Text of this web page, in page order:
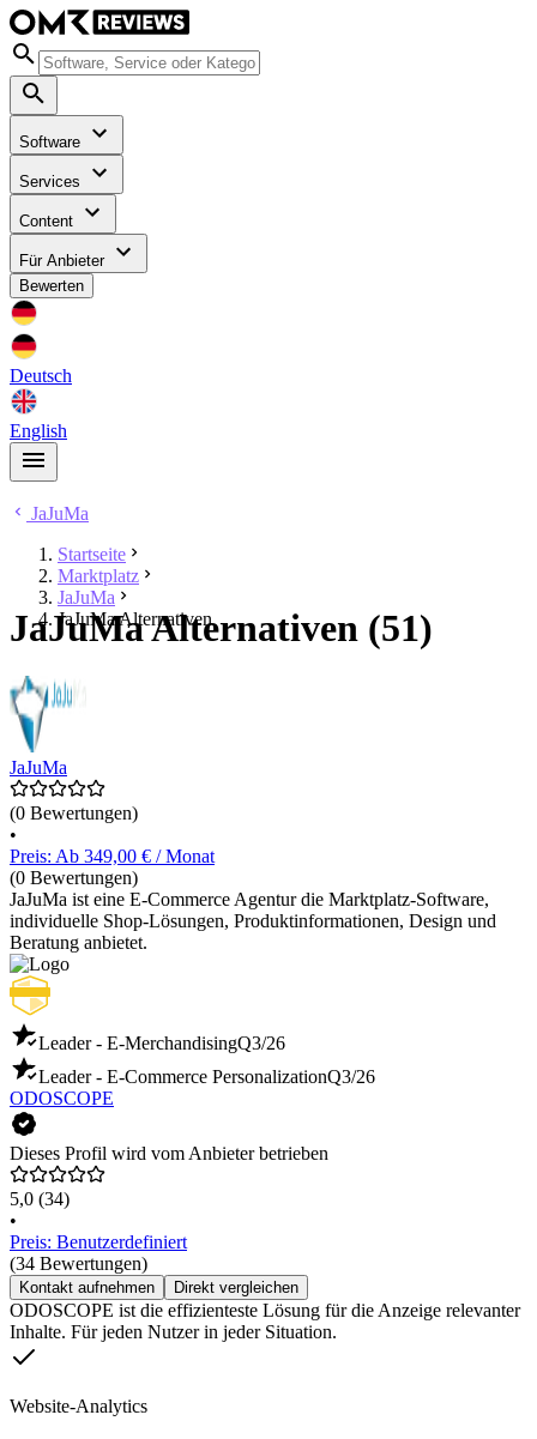
Software
Services
Content
Für Anbieter
Bewerten
Deutsch
English
JaJuMa
Startseite
Marktplatz
JaJuMa
JaJuMa Alternativen
JaJuMa Alternativen (51)
JaJuMa
(0 Bewertungen)
•
Preis: Ab 349,00 € / Monat
(0 Bewertungen)
JaJuMa ist eine E-Commerce Agentur die Marktplatz-Software,
individuelle Shop-Lösungen, Produktinformationen, Design und
Beratung anbietet.
Leader - E-MerchandisingQ3/26
Leader - E-Commerce PersonalizationQ3/26
ODOSCOPE
Dieses Profil wird vom Anbieter betrieben
5,0 (34)
•
Preis: Benutzerdefiniert
(34 Bewertungen)
Kontakt aufnehmen Direkt vergleichen
ODOSCOPE ist die effizienteste Lösung für die Anzeige relevanter
Inhalte. Für jeden Nutzer in jeder Situation.
Website-Analytics